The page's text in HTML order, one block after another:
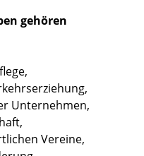
gehören
Unternehmen,
Vereine,